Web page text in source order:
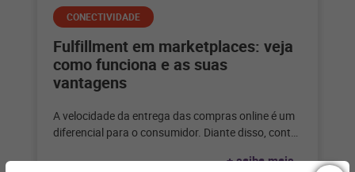
CONECTIVIDADE
Fulfillment em marketplaces: veja
como funciona e as suas
vantagens
A velocidade da entrega das compras online é um
diferencial para o consumidor. Diante disso, contar
+ saiba mais